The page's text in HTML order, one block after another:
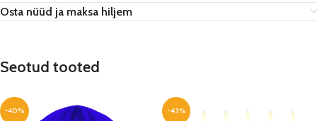
Osta nüüd ja maksa hiljem
Seotud tooted
-40% -43%